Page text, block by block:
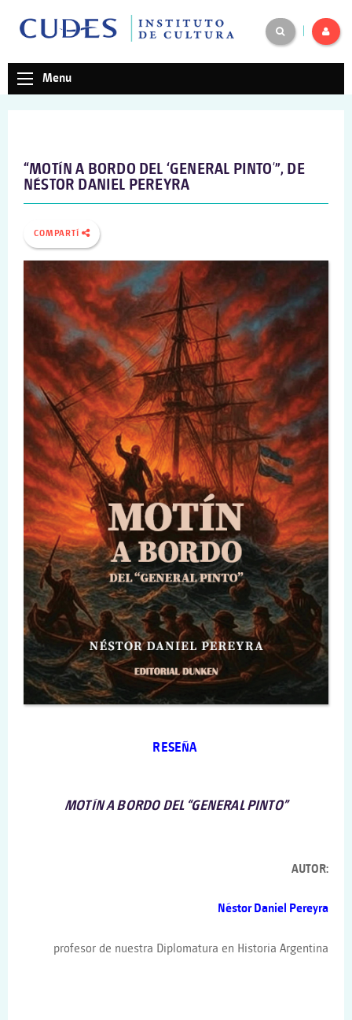
Menu
“MOTÍN A BORDO DEL ‘GENERAL PINTO'”, DE
NÉSTOR DANIEL PEREYRA
COMPARTÍ
RESEÑA
MOTÍN A BORDO DEL “GENERAL PINTO”
AUTOR:
Néstor Daniel Pereyra
profesor de nuestra Diplomatura en Historia Argentina